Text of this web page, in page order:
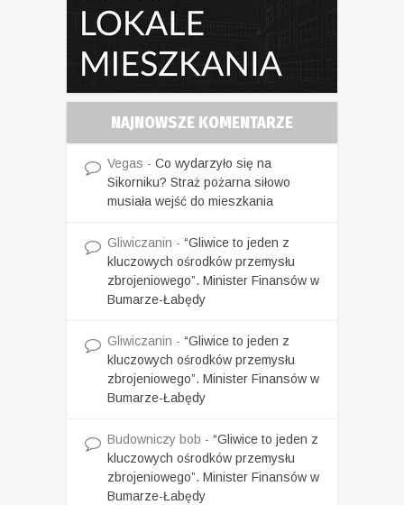
NAJNOWSZE KOMENTARZE
Vegas - Co wydarzyło się na
Sikorniku? Straż pożarna siłowo
musiała wejść do mieszkania
Gliwiczanin - “Gliwice to jeden z
kluczowych ośrodków przemysłu
zbrojeniowego”. Minister Finansów w
Bumarze-Łabędy
Gliwiczanin - “Gliwice to jeden z
kluczowych ośrodków przemysłu
zbrojeniowego”. Minister Finansów w
Bumarze-Łabędy
Budowniczy bob - “Gliwice to jeden z
kluczowych ośrodków przemysłu
zbrojeniowego”. Minister Finansów w
Bumarze-Łabędy